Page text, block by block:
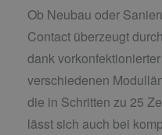
Ob Neubau oder
Contact überzeugt
dank
verschiedenen
die in Schritten zu 25
lässt sich auch bei